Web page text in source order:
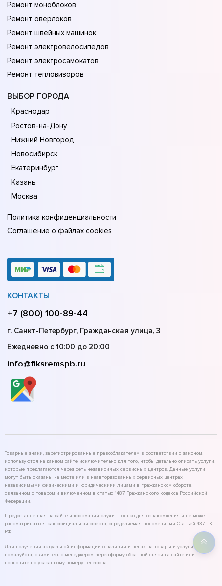
Ремонт моноблоков
Ремонт оверлоков
Ремонт швейных машинок
Ремонт электровелосипедов
Ремонт электросамокатов
Ремонт тепловизоров
ВЫБОР ГОРОДА
Краснодар
Ростов-на-Дону
Нижний Новгород
Новосибирск
Екатеринбург
Казань
Москва
Политика конфиденциальности
Соглашение о файлах cookies
КОНТАКТЫ
+7 (800) 100-89-44
г. Санкт-Петербург, Гражданская улица, 3
Ежедневно с 10:00 до 20:00
info@fiksremspb.ru
Товарные знаки, зарегистрированные правообладателем в соответствии с законом,
используются на данном сайте исключительно для того, чтобы детально описать услуги,
которые предлагаются через сеть независимых сервисных центров. Данные услуги
могут быть оказаны на месте или в неавторизованных сервисных центрах
независимыми физическими и юридическими лицами в гражданском обороте,
связанном с товаром и включенном в статью 1487 Гражданского кодекса Российской
Федерации.
Предоставленная на сайте информация служит только для ознакомления и не может
рассматриваться как официальная оферта, определяемая положениями Статьей 437 ГК
РФ.
Для получения актуальной информации о наличии и ценах на товары и услуги,
пожалуйста, свяжитесь с менеджером через форму обратной связи на сайте или
позвоните по указанному номеру телефона.